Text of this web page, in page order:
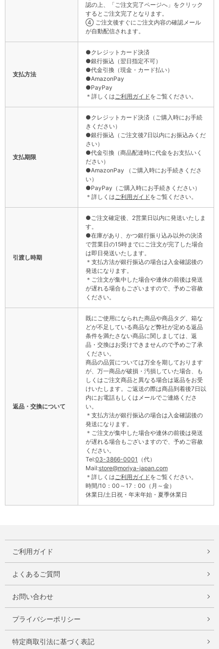
認の上、「ご注文完了ページへ」をクリック
するとご注文完了となります。
④ ご注文後すぐにご注文内容の確認メール
が自動配信されます。
支払方法
●クレジットカード決済
●銀行振込（翌日指定不可）
●代金引換（現金・カード払い）
●AmazonPay
●PayPay
＊詳しくはご利用ガイドをご覧ください。
支払期限
●クレジットカード決済（ご購入時にお手続
きください）
●銀行振込（ご注文後7日以内にお振込みくだ
さい）
●代金引換（商品配達時に代金をお支払いく
ださい）
●AmazonPay （ご購入時にお手続きくださ
い）
●PayPay（ご購入時にお手続きください）
＊詳しくはご利用ガイドをご覧ください。
引渡し時期
●ご注文確定後、2営業日以内に発送いたしま
す。
●在庫があり、かつ銀行振り込み以外の決済
で営業日の15時までにご注文が完了した場合
は即日発送いたします。
＊支払方法が銀行振込の場合は入金確認後の
発送になります。
＊ご注文が集中した場合や連休の前後は発送
が遅れる場合もございますので、予めご容赦
ください。
返品・交換について
既にご使用になられた商品や商品タグ、箱な
どが不足している商品など弊社が定める返品
条件を満たさない商品に関しましては、返
品・交換はお受けできませんので予めご了承
ください。
商品の品質については万全を期しております
が、万一商品が破損・汚損していた場合、も
しくはご注文商品と異なる場合は返品をお受
けいたします。ご返送の際は商品到着後7日以
内にお電話もしくはメールでご連絡くださ
い。
＊支払方法が銀行振込の場合は入金確認後の
発送になります。
＊ご注文が集中した場合や連休の前後は発送
が遅れる場合もございますので、予めご容赦
ください。
Tel:03-3866-0001 （代）
Mail:store@moriya-japan.com
＊詳しくはご利用ガイドをご覧ください。
時間/10：00～17：00（月～金）
休業日/土日祝・年末年始・夏季休業日
ご利用ガイド
よくあるご質問
お問い合わせ
プライバシーポリシー
特定商取引法に基づく表記